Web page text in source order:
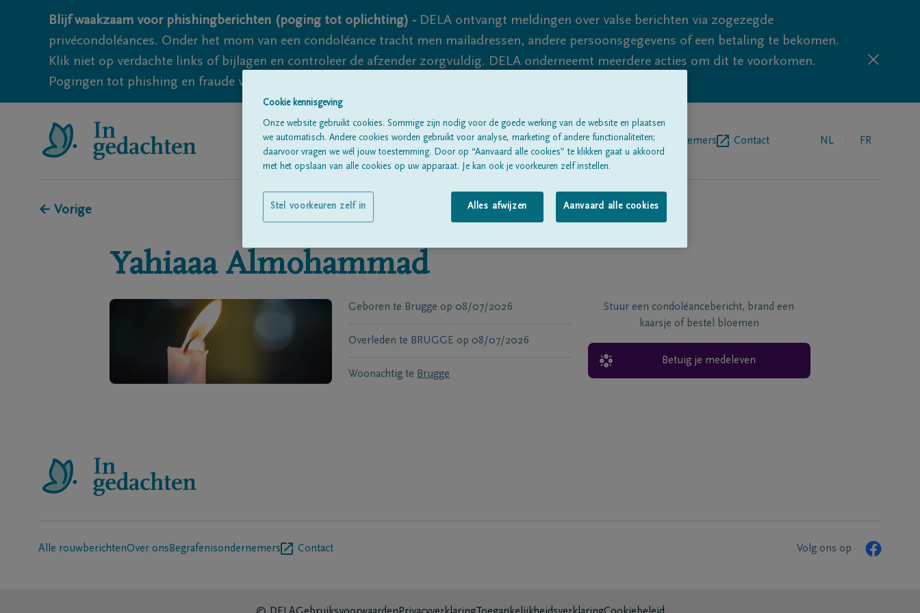
Blijf waakzaam voor phishingberichten (poging tot oplichting) - DELA ontvangt meldingen over valse berichten via zogezegde
privécondoléances. Onder het mom van een condoléance tracht men mailadressen, andere persoonsgegevens of een betaling te bekomen.
Klik niet op verdachte links of bijlagen en controleer de afzender zorgvuldig. DELA onderneemt meerdere acties om dit te voorkomen.
Pogingen tot phishing en fraude vallen echter nooit volledig uit te sluiten, dus blijf waakzaam.
Alle rouwberichten Over onsBegrafenisondernemers Contact NL FR
← Vorige
Yahiaaa Almohammad
Geboren te Brugge op 08/07/2026
Overleden te BRUGGE op 08/07/2026
Woonachtig te Brugge
Stuur een condoléancebericht, brand een
kaarsje of bestel bloemen
Betuig je medeleven
Alle rouwberichtenOver ons Begrafenisondernemers Contact Volg ons op
Cookie kennisgeving
Onze website gebruikt cookies. Sommige zijn nodig voor de goede werking van de website en plaatsen
we automatisch. Andere cookies worden gebruikt voor analyse, marketing of andere functionaliteiten;
daarvoor vragen we wél jouw toestemming. Door op “Aanvaard alle cookies” te klikken gaat u akkoord
met het opslaan van alle cookies op uw apparaat. Je kan ook je voorkeuren zelf instellen.
Alles afwijzen Aanvaard alle cookies
Stel voorkeuren zelf in